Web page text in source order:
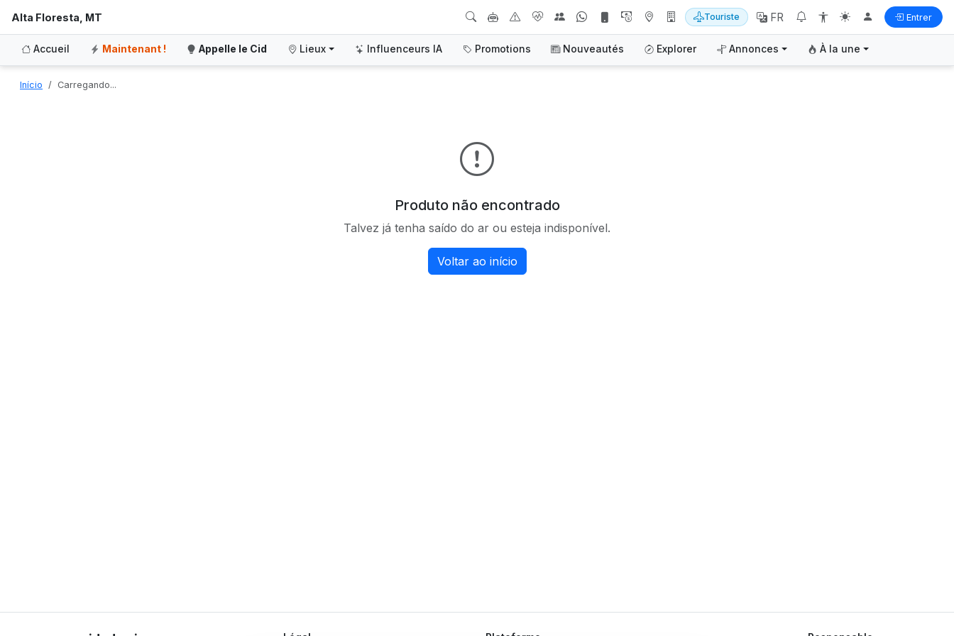
Alta Floresta, MT Touriste FR Entrer
Accueil Maintenant ! Appelle le Cid Lieux Influenceurs IA Promotions Nouveautés Explorer Annonces À la une
Início Carregando...
Produto não encontrado
Talvez já tenha saído do ar ou esteja indisponível.
Voltar ao início